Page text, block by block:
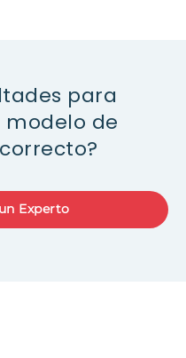
para
modelo de
Experto